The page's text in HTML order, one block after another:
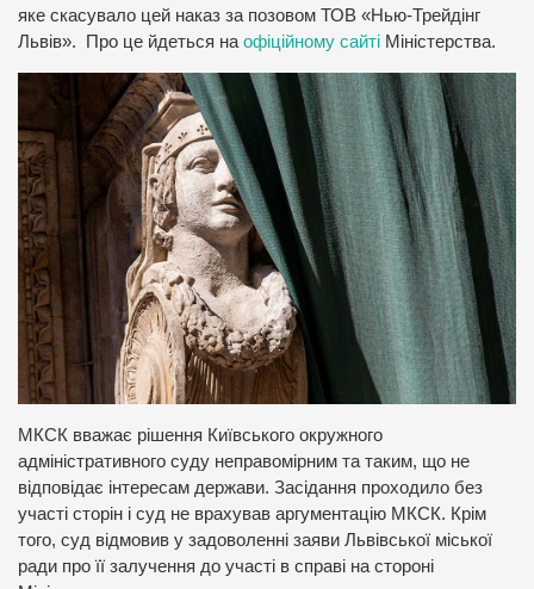
яке скасувало цей наказ за позовом ТОВ «Нью-Трейдінг
Львів». Про це йдеться на офіційному сайті Міністерства.
МКСК вважає рішення Київського окружного
адміністративного суду неправомірним та таким, що не
відповідає інтересам держави. Засідання проходило без
участі сторін і суд не врахував аргументацію МКСК. Крім
того, суд відмовив у задоволенні заяви Львівської міської
ради про її залучення до участі в справі на стороні